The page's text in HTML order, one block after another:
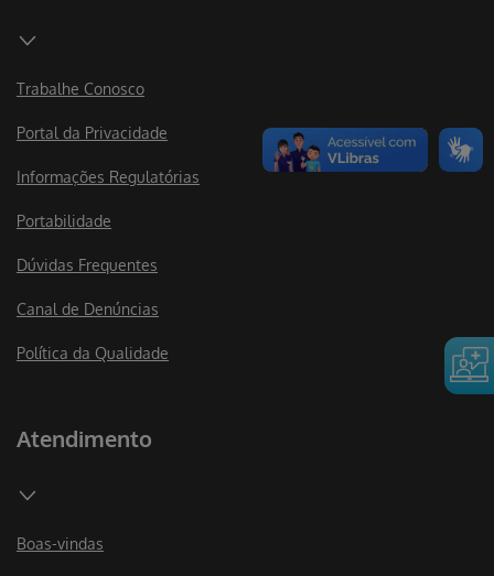
Trabalhe Conosco
Portal da Privacidade
Informações Regulatórias
Portabilidade
Dúvidas Frequentes
Canal de Denúncias
Política da Qualidade
Atendimento
Boas-vindas